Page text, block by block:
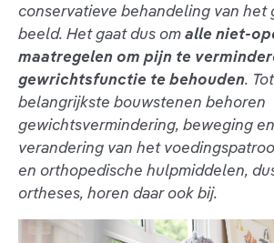
conservatieve behandeling van het
beeld. Het gaat dus omalle niet-
maatregelen om pijn te
gewrichtsfunctie te behouden.
belangrijkste bouwstenen behoren
gewichtsvermindering, beweging
verandering van het
en orthopedische hulpmiddelen,
ortheses, horen daar ook bij.